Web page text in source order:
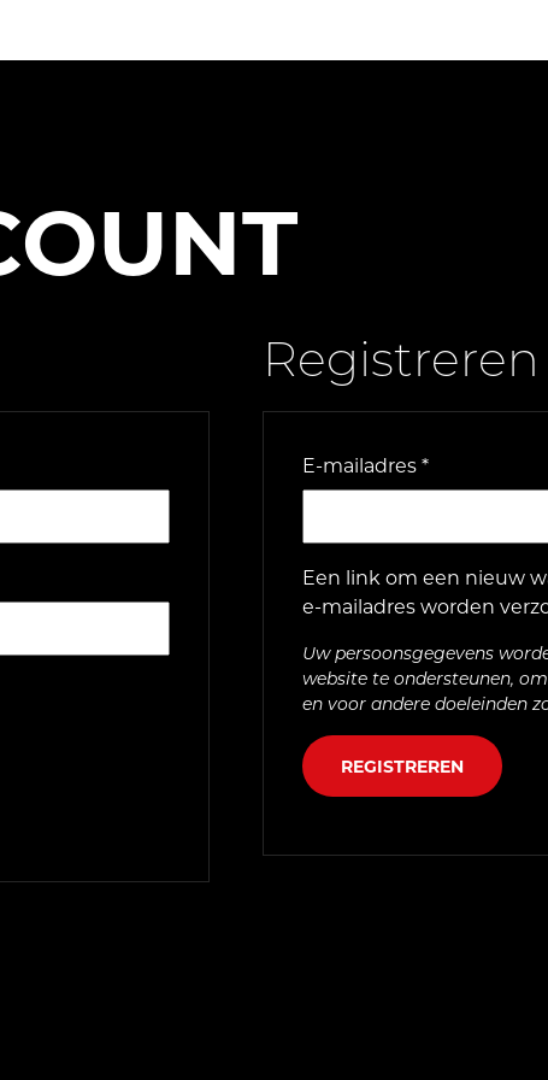
Registreren
E-mailadres*Vereist
Een link om een nieuw
e-mailadres worden
Uw persoonsgegevens
website te ondersteunen,
en voor andere doeleinden
REGISTREREN